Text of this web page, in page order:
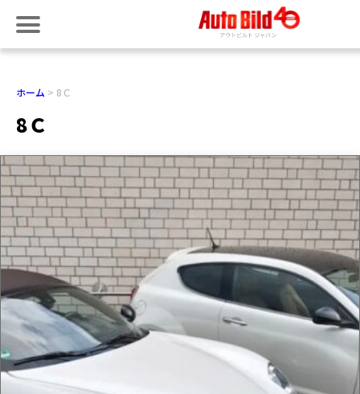
ホーム 8Ｃ
8Ｃ